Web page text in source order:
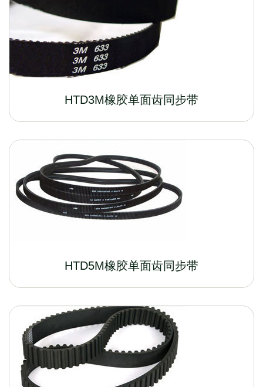
HTD3M橡胶单面齿同步带
HTD5M橡胶单面齿同步带